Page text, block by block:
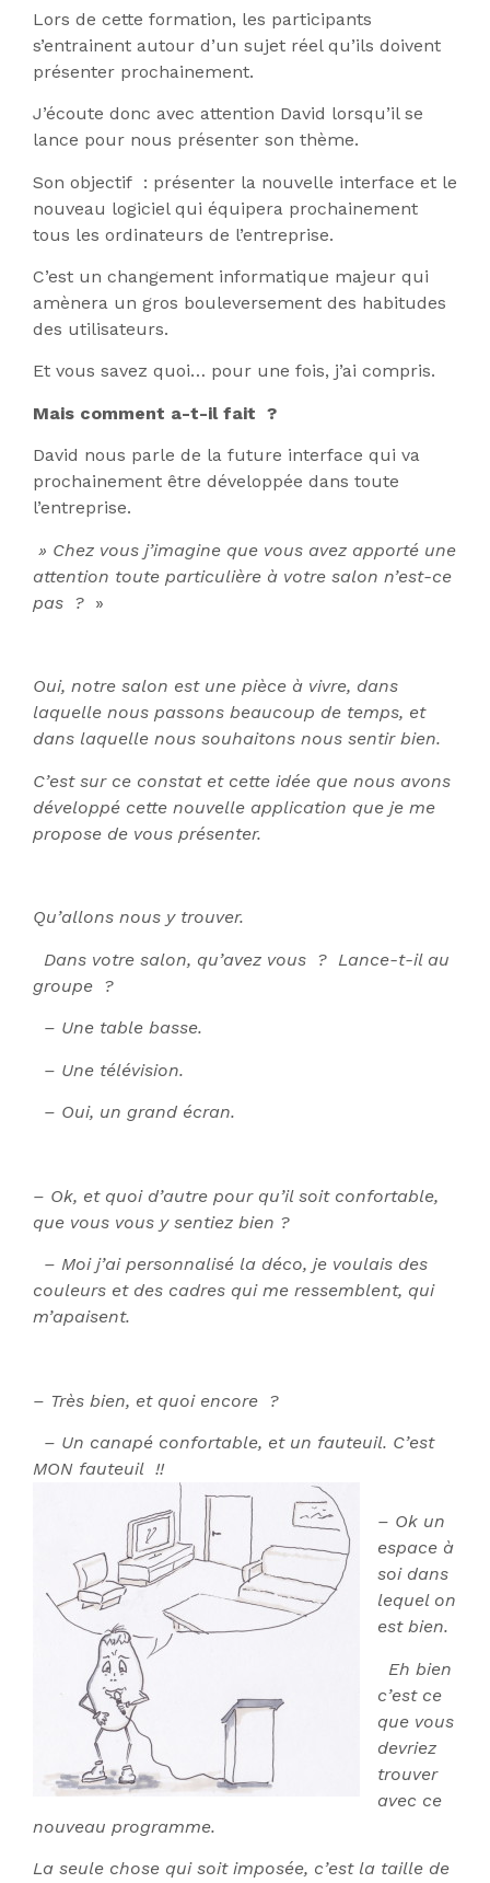
Lors de cette formation, les participants
s’entrainent autour d’un sujet réel qu’ils doivent
présenter prochainement.
J’écoute donc avec attention David lorsqu’il se
lance pour nous présenter son thème.
Son objectif : présenter la nouvelle interface et le
nouveau logiciel qui équipera prochainement
tous les ordinateurs de l’entreprise.
C’est un changement informatique majeur qui
amènera un gros bouleversement des habitudes
des utilisateurs.
Et vous savez quoi… pour une fois, j’ai compris.
Mais comment a-t-il fait ?
David nous parle de la future interface qui va
prochainement être développée dans toute
l’entreprise.
» Chez vous j’imagine que vous avez apporté une
attention toute particulière à votre salon n’est-ce
pas ? »
Oui, notre salon est une pièce à vivre, dans
laquelle nous passons beaucoup de temps, et
dans laquelle nous souhaitons nous sentir bien.
C’est sur ce constat et cette idée que nous avons
développé cette nouvelle application que je me
propose de vous présenter.
Qu’allons nous y trouver.
Dans votre salon, qu’avez vous ? Lance-t-il au
groupe ?
– Une table basse.
– Une télévision.
– Oui, un grand écran.
– Ok, et quoi d’autre pour qu’il soit confortable,
que vous vous y sentiez bien ?
– Moi j’ai personnalisé la déco, je voulais des
couleurs et des cadres qui me ressemblent, qui
m’apaisent.
– Très bien, et quoi encore ?
– Un canapé confortable, et un fauteuil. C’est
MON fauteuil !!
– Ok un
espace à
soi dans
lequel on
est bien.
Eh bien
c’est ce
que vous
devriez
trouver
avec ce
nouveau programme.
La seule chose qui soit imposée, c’est la taille de